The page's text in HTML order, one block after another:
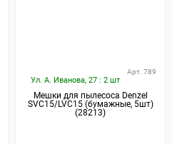
Ул. А. Иванова, 27 : 2 шт
Арт. 789
Мешки для пылесоса Denzel
SVC15/LVC15 (бумажные, 5шт)
(28213)